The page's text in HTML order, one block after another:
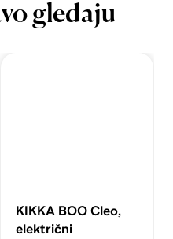
gledaju
KIKKA BOO Cleo,
električni